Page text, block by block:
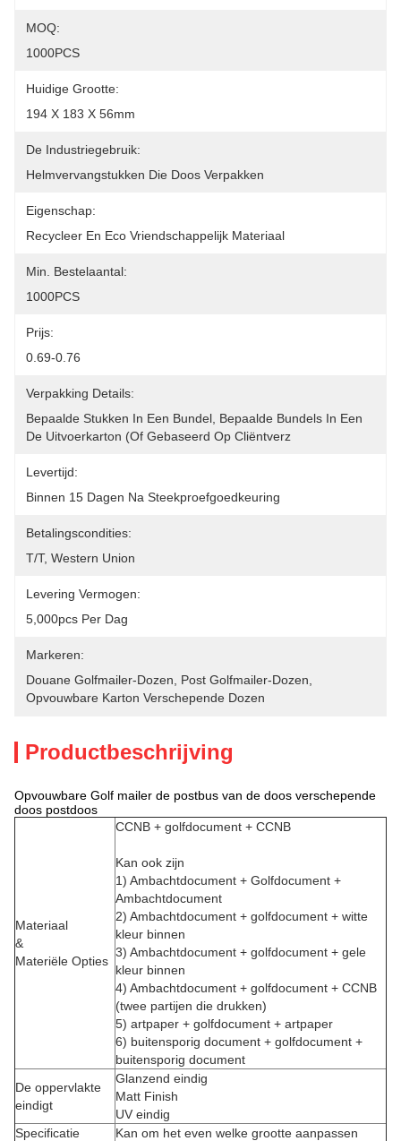
MOQ:
1000PCS
Huidige Grootte:
194 X 183 X 56mm
De Industriegebruik:
Helmvervangstukken Die Doos Verpakken
Eigenschap:
Recycleer En Eco Vriendschappelijk Materiaal
Min. Bestelaantal:
1000PCS
Prijs:
0.69-0.76
Verpakking Details:
Bepaalde Stukken In Een Bundel, Bepaalde Bundels In Een
De Uitvoerkarton (of Gebaseerd Op Cliëntverz
Levertijd:
Binnen 15 Dagen Na Steekproefgoedkeuring
Betalingscondities:
T/T, Western Union
Levering Vermogen:
5,000pcs Per Dag
Markeren:
Douane Golfmailer-Dozen
Post Golfmailer-Dozen
Opvouwbare Karton Verschepende Dozen
Productbeschrijving
Opvouwbare Golf mailer de postbus van de doos verschepende
doos postdoos
Materiaal
&
Materiële Opties
CCNB + golfdocument + CCNB
Kan ook zijn
1) Ambachtdocument + Golfdocument +
Ambachtdocument
2) Ambachtdocument + golfdocument + witte
kleur binnen
3) Ambachtdocument + golfdocument + gele
kleur binnen
4) Ambachtdocument + golfdocument + CCNB
(twee partijen die drukken)
5) artpaper + golfdocument + artpaper
6) buitensporig document + golfdocument +
buitensporig document
De oppervlakte
eindigt
Glanzend eindig
Matt Finish
UV eindig
Specificatie
Kan om het even welke grootte aanpassen